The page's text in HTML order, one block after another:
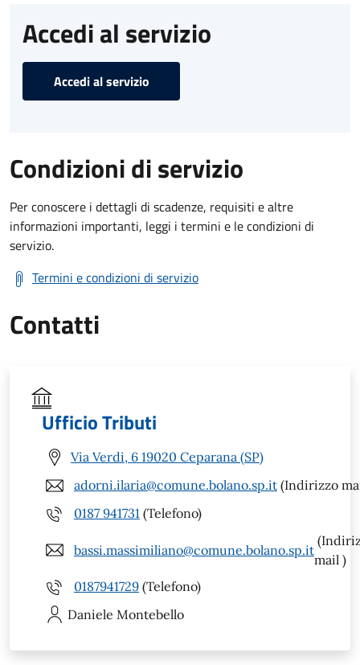
Accedi al servizio
Accedi al servizio
Condizioni di servizio
Per conoscere i dettagli di scadenze, requisiti e altre
informazioni importanti, leggi i termini e le condizioni di
servizio.
Termini e condizioni di servizio
Contatti
Ufficio Tributi
Via Verdi, 6 19020 Ceparana (SP)
adorni.ilaria@comune.bolano.sp.it (Indirizzo
0187 941731 (Telefono)
bassi.massimiliano@comune.bolano.sp.it
mail )
0187941729 (Telefono)
Daniele Montebello